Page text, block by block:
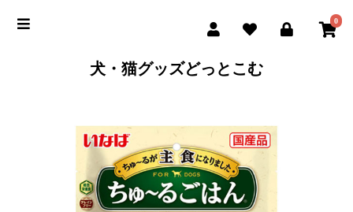
0
犬・猫グッズどっとこむ